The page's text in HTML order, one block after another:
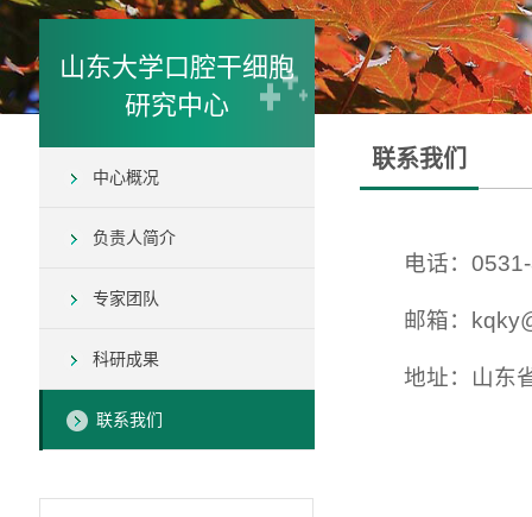
山东大学口腔干细胞
研究中心
中心概况
负责人简介
专家团队
科研成果
联系我们
联系我们
电话：
邮箱：
地址：山东